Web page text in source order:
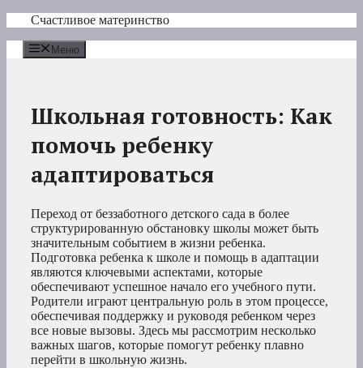
Перейти
содержимому
Счастливое материнство
Меню
Школьная готовность: Как
помочь ребенку
адаптироваться
Переход от беззаботного детского сада в более
структурированную обстановку школы может быть
значительным событием в жизни ребенка.
Подготовка ребенка к школе и помощь в адаптации
являются ключевыми аспектами, которые
обеспечивают успешное начало его учебного пути.
Родители играют центральную роль в этом процессе,
обеспечивая поддержку и руководя ребенком через
все новые вызовы. Здесь мы рассмотрим несколько
важных шагов, которые помогут ребенку плавно
перейти в школьную жизнь.